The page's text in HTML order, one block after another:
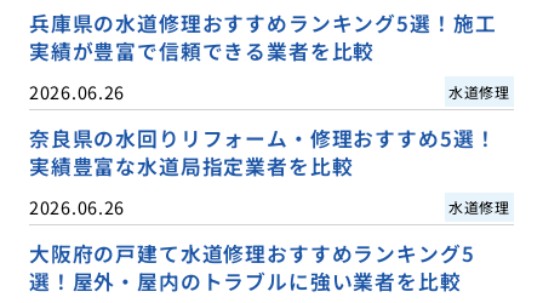
兵庫県の水道修理おすすめランキング5選！施工
実績が豊富で信頼できる業者を比較
2026.06.26 水道修理
奈良県の水回りリフォーム・修理おすすめ5選！
実績豊富な水道局指定業者を比較
2026.06.26 水道修理
大阪府の戸建て水道修理おすすめランキング5
選！屋外・屋内のトラブルに強い業者を比較